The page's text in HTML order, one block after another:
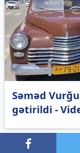
Səməd
gətirildi -